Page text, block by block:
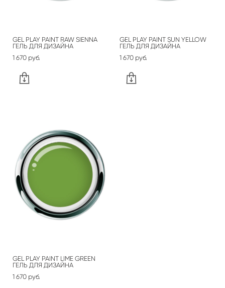
GEL PLAY PAINT RAW SIENNA
ГЕЛЬ ДЛЯ ДИЗАЙНА
1 670 pуб.
GEL PLAY PAINT SUN YELLOW
ГЕЛЬ ДЛЯ ДИЗАЙНА
1 670 pуб.
GEL PLAY PAINT LIME GREEN
ГЕЛЬ ДЛЯ ДИЗАЙНА
1 670 pуб.